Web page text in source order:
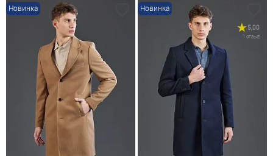
Новинка Новинка
5,00
1 отзыв